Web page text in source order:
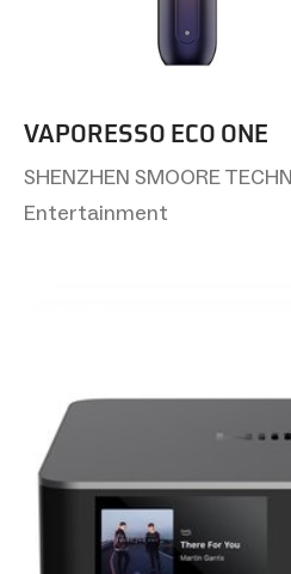
VAPORESSO ECO ONE
SHENZHEN SMOORE
Entertainment